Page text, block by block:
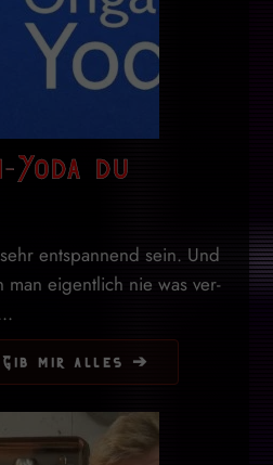
Yoda du
ent­span­nend sein. Und
man ei­gent­lich nie was ver­
mir alles ➔